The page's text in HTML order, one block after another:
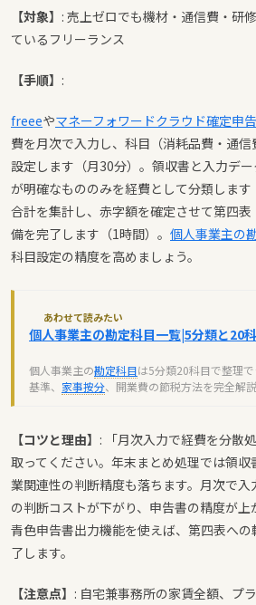
【対象】 : 売上ゼロでも機材・通信費・研
ているフリーランス
【手順】 :
freeeやマネーフォワードクラウド確定申告
費を月次で入力し、科目（消耗品費・通
設定します（月30分）。領収書と入力デ
が明確なもののみを経費として分類しま
合計を集計し、赤字額を確定させて第四
備を完了します（1時間）。 個人事業主の
科目設定の精度を高めましょう。
あわせて読みたい
個人事業主の勘定科目一覧|5分類と20
個人事業主の勘定科目は5分類20科目で整理
基準、 家事按分、開業費の節税方法を完全解
【コツと理由】 : 「月次入力で経費を分散
取ってください。年末まとめ処理では領収
業関連性の判断精度も落ちます。月次で入
の判断コストが下がり、申告書の精度が上
青色申告書出力機能を使えば、第四表へ
了します。
【注意点】 : 自宅兼事務所の家賃全額、プ